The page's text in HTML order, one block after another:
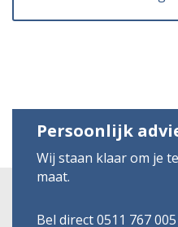
Persoonlijk
Wij staan klaar om je
maat.
Bel direct 0511 767 005